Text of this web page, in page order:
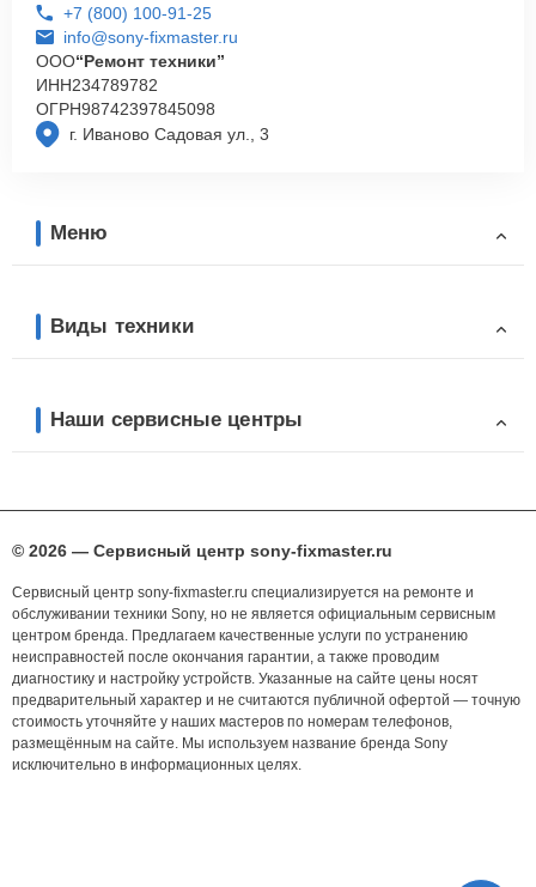
г. Иваново Садовая ул., 3
+7 (800) 100-91-25
info@sony-fixmaster.ru
ООО“Ремонт техники”
ИНН234789782
ОГРН98742397845098
Меню
Виды техники
Наши сервисные центры
© 2026 — Сервисный центр sony-fixmaster.ru
Сервисный центр sony-fixmaster.ru специализируется на ремонте и
обслуживании техники Sony, но не является официальным сервисным
центром бренда. Предлагаем качественные услуги по устранению
неисправностей после окончания гарантии, а также проводим
диагностику и настройку устройств. Указанные на сайте цены носят
предварительный характер и не считаются публичной офертой — точную
стоимость уточняйте у наших мастеров по номерам телефонов,
размещённым на сайте. Мы используем название бренда Sony
исключительно в информационных целях.